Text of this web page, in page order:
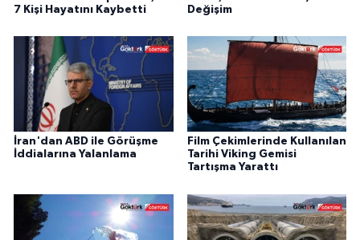
7 Kişi Hayatını Kaybetti
Değişim
İran'dan ABD ile Görüşme
İddialarına Yalanlama
Film Çekimlerinde Kullanılan
Tarihi Viking Gemisi
Tartışma Yarattı